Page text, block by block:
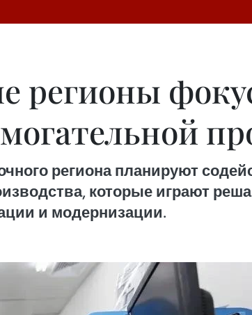
регионы
региона планируют
которые играют
и модернизации.